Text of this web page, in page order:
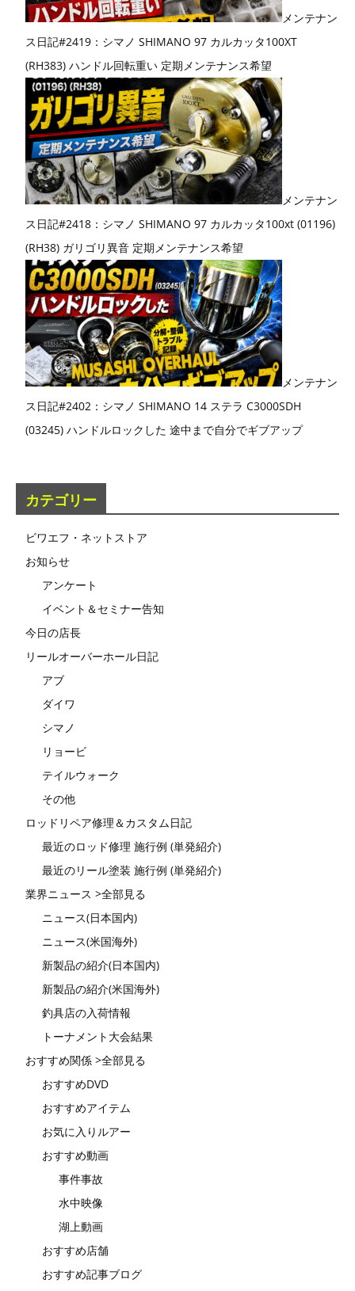
メンテナン
ス日記#2419：シマノ SHIMANO 97 カルカッタ100XT
(RH383) ハンドル回転重い 定期メンテナンス希望
メンテナン
ス日記#2418：シマノ SHIMANO 97 カルカッタ100xt (01196)
(RH38) ガリゴリ異音 定期メンテナンス希望
メンテナン
ス日記#2402：シマノ SHIMANO 14 ステラ C3000SDH
(03245) ハンドルロックした 途中まで自分でギブアップ
カテゴリー
ビワエフ・ネットストア
お知らせ
アンケート
イベント＆セミナー告知
今日の店長
リールオーバーホール日記
アブ
ダイワ
シマノ
リョービ
テイルウォーク
その他
ロッドリペア修理＆カスタム日記
最近のロッド修理 施行例 (単発紹介)
最近のリール塗装 施行例 (単発紹介)
業界ニュース >全部見る
ニュース(日本国内)
ニュース(米国海外)
新製品の紹介(日本国内)
新製品の紹介(米国海外)
釣具店の入荷情報
トーナメント大会結果
おすすめ関係 >全部見る
おすすめDVD
おすすめアイテム
お気に入りルアー
おすすめ動画
事件事故
水中映像
湖上動画
おすすめ店舗
おすすめ記事ブログ